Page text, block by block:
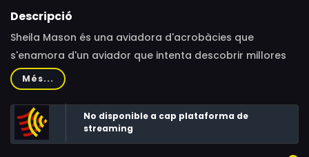
Rosemary Theby
Descripció
Sheila Mason és una aviadora d'acrobàcies que
s'enamora d'un aviador que intenta descobrir millores
de seguretat en els vols. Per culpa d'un accident, ell
queda cec, cosa que no li impedeix anar a rescatar la
noia quan ella està en perill en un vol entre Nova York i
Moscou.
Més...
No disponible a cap plataforma de
streaming